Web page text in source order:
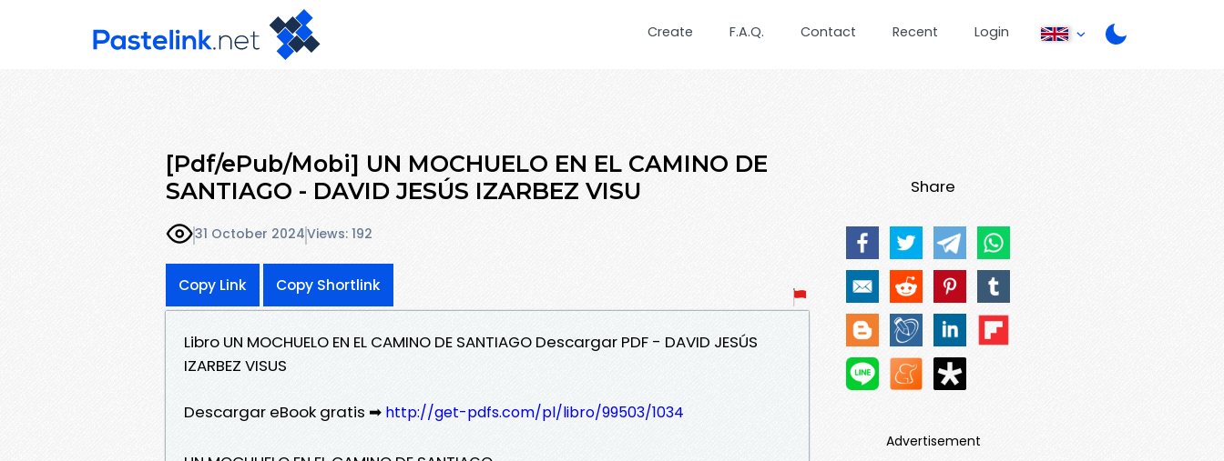
Create F.A.Q. Contact Recent Login
[Pdf/ePub/Mobi] UN MOCHUELO EN EL CAMINO DE
SANTIAGO - DAVID JESÚS IZARBEZ VISU
31 October 2024Views: 192
Copy Link Copy Shortlink
Libro UN MOCHUELO EN EL CAMINO DE SANTIAGO Descargar PDF - DAVID JESÚS
IZARBEZ VISUS
Descargar eBook gratis ➡ http://get-pdfs.com/pl/libro/99503/1034
Share
Advertisement